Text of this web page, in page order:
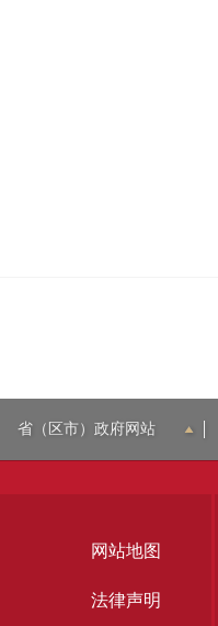
省（区市）政府网站
网站地图
法律声明